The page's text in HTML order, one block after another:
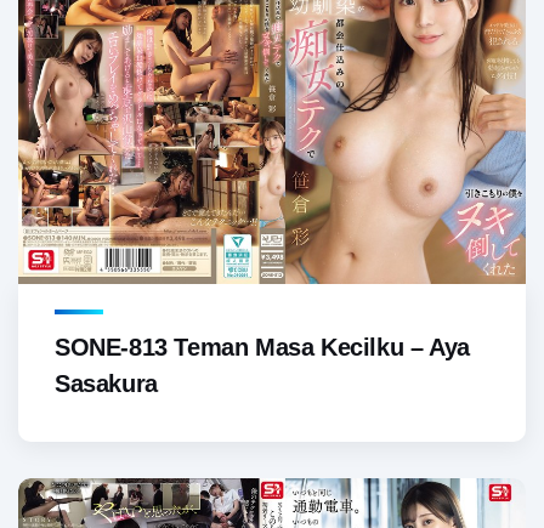
SONE-813 Teman Masa Kecilku – Aya
Sasakura